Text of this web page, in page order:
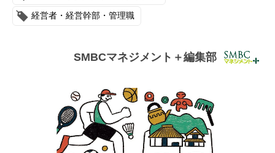
経営者・経営幹部・管理職
SMBCマネジメント＋編集部